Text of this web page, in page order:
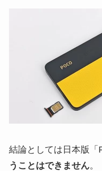
結論としては日本版「
うことはできません。